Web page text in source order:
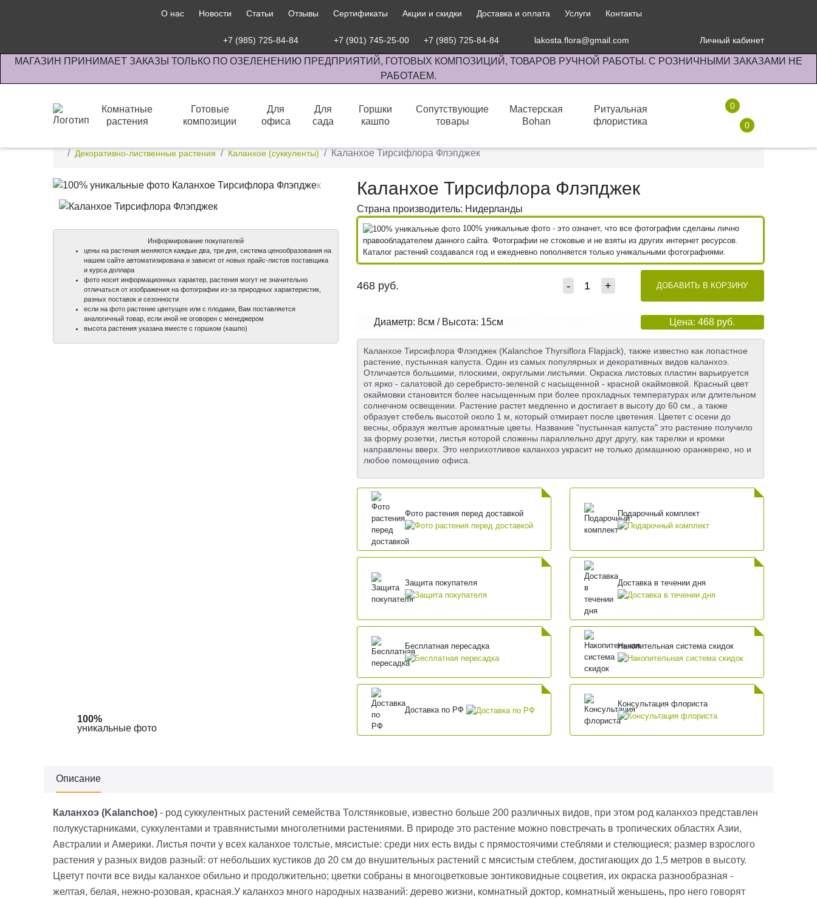
О нас Новости Статьи Отзывы Сертификаты Акции и скидки Доставка и оплата Услуги Контакты
+7 (985) 725-84-84 +7 (901) 745-25-00 +7 (985) 725-84-84 lakosta.flora@gmail.com Личный кабинет
МАГАЗИН ПРИНИМАЕТ ЗАКАЗЫ ТОЛЬКО ПО ОЗЕЛЕНЕНИЮ ПРЕДПРИЯТИЙ, ГОТОВЫХ КОМПОЗИЦИЙ, ТОВАРОВ РУЧНОЙ РАБОТЫ. С РОЗНИЧНЫМИ ЗАКАЗАМИ НЕ
РАБОТАЕМ.
Комнатные
растения
Готовые
композиции
Для
офиса
Для
сада
Горшки
кашпо
Сопутствующие
товары
Мастерская
Bohan
Ритуальная
флористика
0
0
Декоративно-лиственные растения
Каланхое (суккуленты) Каланхое Тирсифлора Флэпджек
100%
уникальные фото
Информирование покупателей
цены на растения меняются каждые два, три дня, система ценообразования на
нашем сайте автоматизирована и зависит от новых прайс-листов поставщика
и курса доллара
фото носит информационных характер, растения могут не значительно
отличаться от изображения на фотографии из-за природных характеристик,
разных поставок и сезонности
если на фото растение цветущее или с плодами, Вам поставляется
аналогичный товар, если иной не оговорен с менеджером
высота растения указана вместе с горшком (кашпо)
Каланхое Тирсифлора Флэпджек
Страна производитель: Нидерланды
100% уникальные фото - это означет, что все фотографии сделаны лично
правообладателем данного сайта. Фотографии не стоковые и не взяты из других интернет ресурсов.
Каталог растений создавался год и ежедневно пополняется только уникальными фотографиями.
468 руб. - + ДОБАВИТЬ В КОРЗИНУ
Диаметр: 8см / Высота: 15см Цена: 468 руб.
Каланхое Тирсифлора Флэпджек (Kalanchoe Thyrsiflora Flapjack), также известно как лопастное
растение, пустынная капуста. Один из самых популярных и декоративных видов каланхоэ.
Отличается большими, плоскими, округлыми листьями. Окраска листовых пластин варьируется
от ярко - салатовой до серебристо-зеленой с насыщенной - красной окаймовкой. Красный цвет
окаймовки становится более насыщенным при более прохладных температурах или длительном
солнечном освещении. Растение растет медленно и достигает в высоту до 60 см., а также
образует стебель высотой около 1 м, который отмирает после цветения. Цветет с осени до
весны, образуя желтые ароматные цветы. Название "пустынная капуста" это растение получило
за форму розетки, листья которой сложены параллельно друг другу, как тарелки и кромки
направлены вверх. Это неприхотливое каланхоэ украсит не только домашнюю оранжерею, но и
любое помещение офиса.
Фото растения перед доставкой Подарочный комплект
Защита покупателя Доставка в течении дня
Бесплатная пересадка Накопительная система скидок
Доставка по РФ
Консультация флориста
Описание
Каланхоэ (Kalanchoe) - род суккулентных растений семейства Толстянковые, известно больше 200 различных видов, при этом род каланхоэ представлен
полукустарниками, суккулентами и травянистыми многолетними растениями. В природе это растение можно повстречать в тропических областях Азии,
Австралии и Америки. Листья почти у всех каланхое толстые, мясистые: среди них есть виды с прямостоячими стеблями и стелющиеся; размер взрослого
растения у разных видов разный: от небольших кустиков до 20 см до внушительных растений с мясистым стеблем, достигающих до 1,5 метров в высоту.
Цветут почти все виды каланхое обильно и продолжительно; цветки собраны в многоцветковые зонтиковидные соцветия, их окраска разнообразная -
желтая, белая, нежно-розовая, красная.У каланхоэ много народных названий: дерево жизни, комнатный доктор, комнатный женьшень, про него говорят